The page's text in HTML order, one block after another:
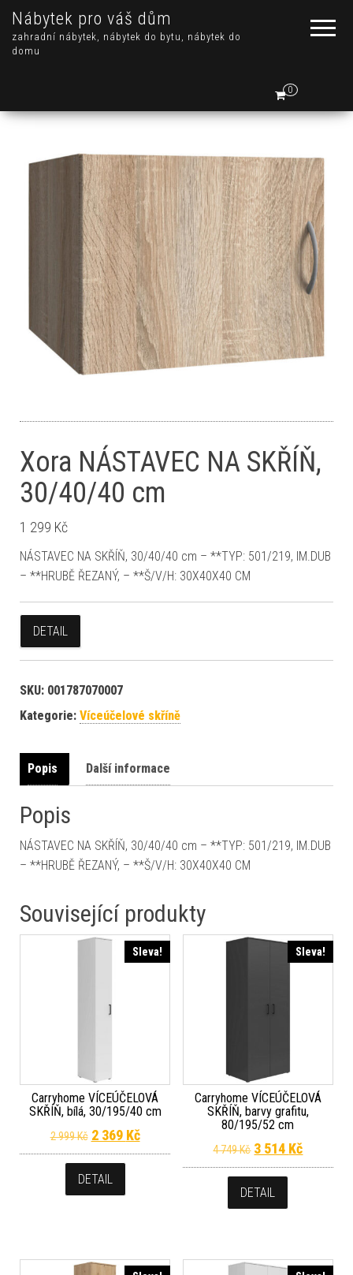
Nábytek pro váš dům
zahradní nábytek, nábytek do bytu, nábytek do
domu
0
Xora NÁSTAVEC NA SKŘÍŇ,
30/40/40 cm
1 299 Kč
NÁSTAVEC NA SKŘÍŇ, 30/40/40 cm – **TYP: 501/219, IM.DUB
– **HRUBĚ ŘEZANÝ, – **Š/V/H: 30X40X40 CM
DETAIL
SKU: 001787070007
Kategorie: Víceúčelové skříně
Popis Další informace
Popis
NÁSTAVEC NA SKŘÍŇ, 30/40/40 cm – **TYP: 501/219, IM.DUB
– **HRUBĚ ŘEZANÝ, – **Š/V/H: 30X40X40 CM
Související produkty
Sleva!
Carryhome VÍCEÚČELOVÁ
SKŘÍŇ, bílá, 30/195/40 cm
2 999Kč Původní cena byla: 2 999 Kč.
2 369 KčAktuální cena je: 2 369 Kč.
DETAIL
Sleva!
Carryhome VÍCEÚČELOVÁ
SKŘÍŇ, barvy grafitu,
80/195/52 cm
4 749Kč Původní cena
3 514 KčAktuální
DETAIL